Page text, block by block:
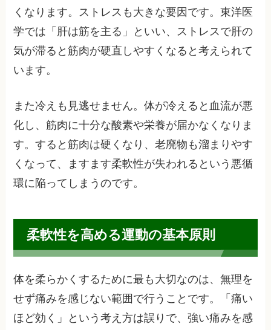
くなります。ストレスも大きな要因です。東洋医
学では「肝は筋を主る」といい、ストレスで肝の
気が滞ると筋肉が硬直しやすくなると考えられて
います。
また冷えも見逃せません。体が冷えると血流が悪
化し、筋肉に十分な酸素や栄養が届かなくなりま
す。すると筋肉は硬くなり、老廃物も溜まりやす
くなって、ますます柔軟性が失われるという悪循
環に陥ってしまうのです。
柔軟性を高める運動の基本原則
体を柔らかくするために最も大切なのは、無理を
せず痛みを感じない範囲で行うことです。「痛い
ほど効く」という考え方は誤りで、強い痛みを感